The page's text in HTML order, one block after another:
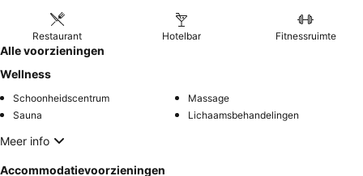
Restaurant Hotelbar Fitnessruimte
Alle voorzieningen
Wellness
Schoonheidscentrum
Massage
Sauna
Lichaamsbehandelingen
Meer info
Accommodatievoorzieningen